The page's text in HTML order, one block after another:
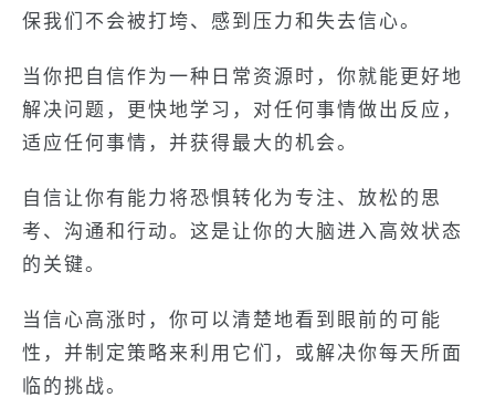
保我们不会被打垮、感到压力和失去信心。
当你把自信作为一种日常资源时，你就能更好地
解决问题，更快地学习，对任何事情做出反应，
适应任何事情，并获得最大的机会。
自信让你有能力将恐惧转化为专注、放松的思
考、沟通和行动。这是让你的大脑进入高效状态
的关键。
当信心高涨时，你可以清楚地看到眼前的可能
性，并制定策略来利用它们，或解决你每天所面
临的挑战。